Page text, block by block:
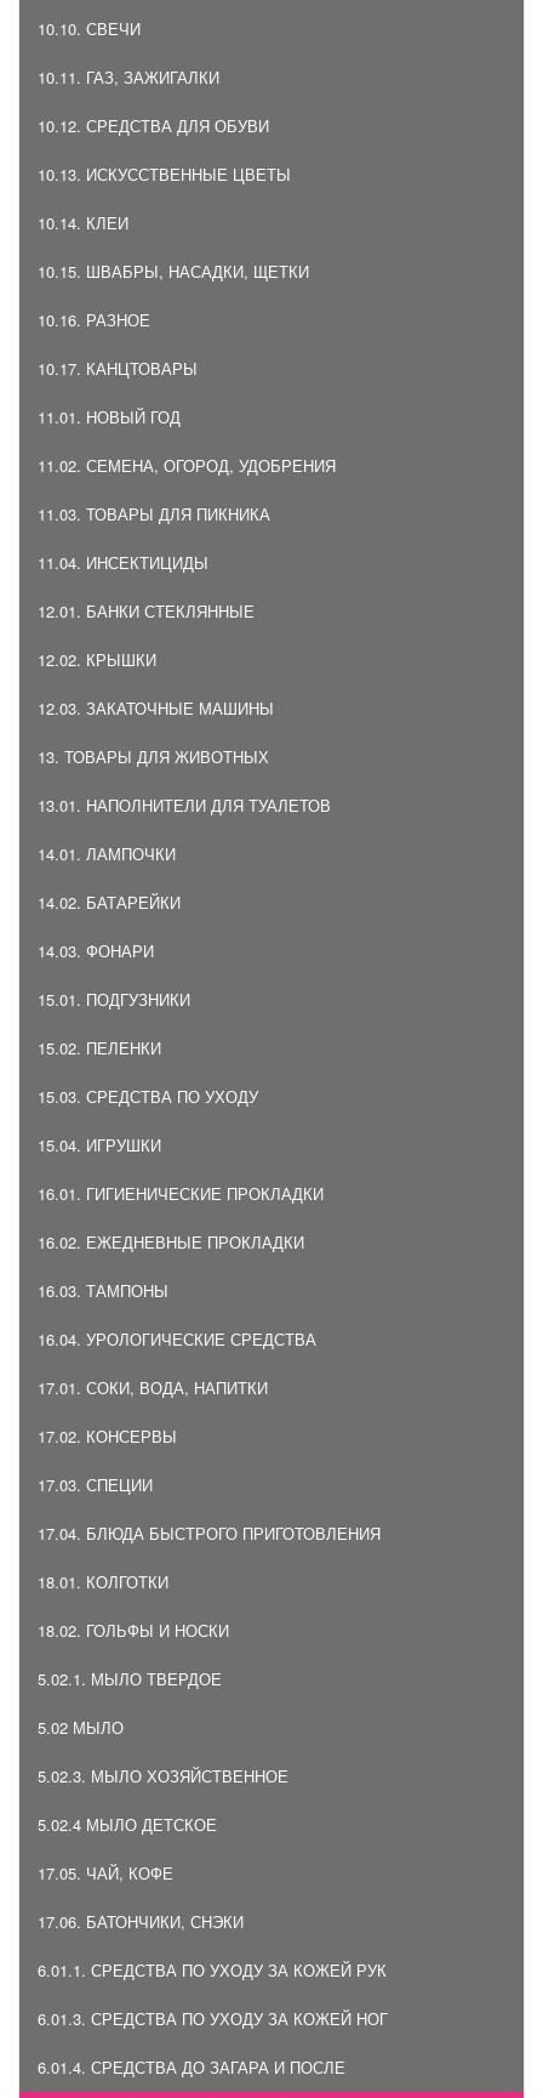
10.10. СВЕЧИ
10.11. ГАЗ, ЗАЖИГАЛКИ
10.12. СРЕДСТВА ДЛЯ ОБУВИ
10.13. ИСКУССТВЕННЫЕ ЦВЕТЫ
10.14. КЛЕИ
10.15. ШВАБРЫ, НАСАДКИ, ЩЕТКИ
10.16. РАЗНОЕ
10.17. КАНЦТОВАРЫ
11.01. НОВЫЙ ГОД
11.02. СЕМЕНА, ОГОРОД, УДОБРЕНИЯ
11.03. ТОВАРЫ ДЛЯ ПИКНИКА
11.04. ИНСЕКТИЦИДЫ
12.01. БАНКИ СТЕКЛЯННЫЕ
12.02. КРЫШКИ
12.03. ЗАКАТОЧНЫЕ МАШИНЫ
13. ТОВАРЫ ДЛЯ ЖИВОТНЫХ
13.01. НАПОЛНИТЕЛИ ДЛЯ ТУАЛЕТОВ
14.01. ЛАМПОЧКИ
14.02. БАТАРЕЙКИ
14.03. ФОНАРИ
15.01. ПОДГУЗНИКИ
15.02. ПЕЛЕНКИ
15.03. СРЕДСТВА ПО УХОДУ
15.04. ИГРУШКИ
16.01. ГИГИЕНИЧЕСКИЕ ПРОКЛАДКИ
16.02. ЕЖЕДНЕВНЫЕ ПРОКЛАДКИ
16.03. ТАМПОНЫ
16.04. УРОЛОГИЧЕСКИЕ СРЕДСТВА
17.01. СОКИ, ВОДА, НАПИТКИ
17.02. КОНСЕРВЫ
17.03. СПЕЦИИ
17.04. БЛЮДА БЫСТРОГО ПРИГОТОВЛЕНИЯ
18.01. КОЛГОТКИ
18.02. ГОЛЬФЫ И НОСКИ
5.02.1. МЫЛО ТВЕРДОЕ
5.02 МЫЛО
5.02.3. МЫЛО ХОЗЯЙСТВЕННОЕ
5.02.4 МЫЛО ДЕТСКОЕ
17.05. ЧАЙ, КОФЕ
17.06. БАТОНЧИКИ, СНЭКИ
6.01.1. СРЕДСТВА ПО УХОДУ ЗА КОЖЕЙ РУК
6.01.3. СРЕДСТВА ПО УХОДУ ЗА КОЖЕЙ НОГ
6.01.4. СРЕДСТВА ДО ЗАГАРА И ПОСЛЕ